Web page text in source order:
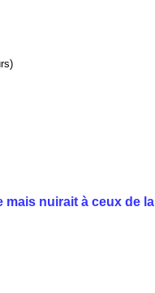
mais nuirait à ceux de la